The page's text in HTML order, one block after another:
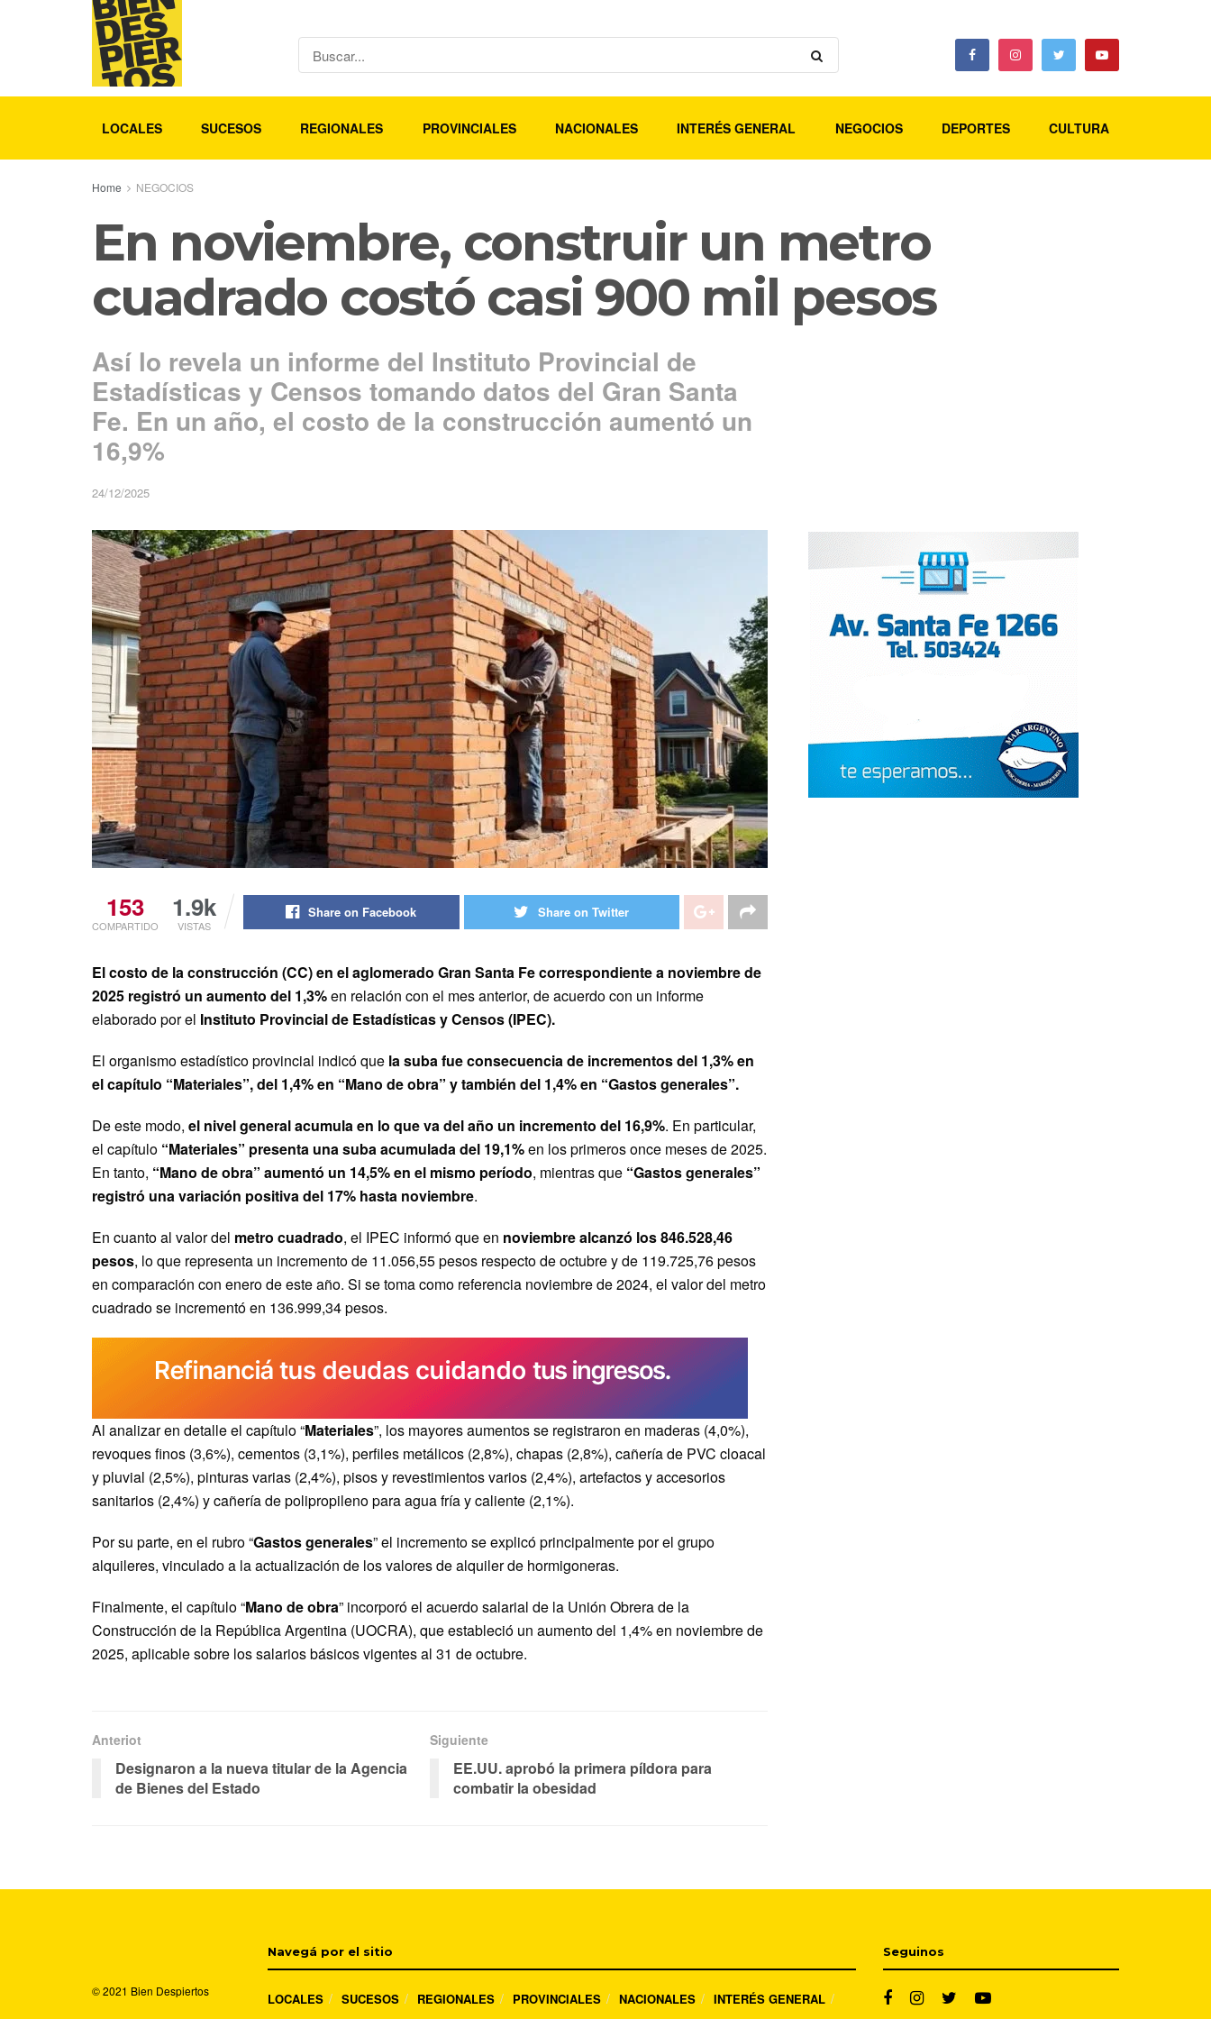
LOCALES SUCESOS REGIONALES PROVINCIALES NACIONALES INTERÉS GENERAL NEGOCIOS DEPORTES CULTURA
Home NEGOCIOS
En noviembre, construir un metro
cuadrado costó casi 900 mil pesos
Así lo revela un informe del Instituto Provincial de
Estadísticas y Censos tomando datos del Gran Santa
Fe. En un año, el costo de la construcción aumentó un
16,9%
24/12/2025
153
COMPARTIDO
1.9k
VISTAS
Share on Facebook Share on Twitter
El costo de la construcción (CC) en el aglomerado Gran Santa Fe correspondiente a noviembre de
2025 registró un aumento del 1,3%en relación con el mes anterior, de acuerdo con un informe
elaborado por el Instituto Provincial de Estadísticas y Censos (IPEC).
El organismo estadístico provincial indicó que la suba fue consecuencia de incrementos del 1,3% en
el capítulo “Materiales”, del 1,4% en “Mano de obra” y también del 1,4% en “Gastos generales”.
De este modo, el nivel general acumula en lo que va del año un incremento del 16,9%. En particular,
el capítulo “Materiales” presenta una suba acumulada del 19,1%en los primeros once meses de 2025.
En tanto, “Mano de obra” aumentó un 14,5% en el mismo período, mientras que “Gastos generales”
registró una variación positiva del 17% hasta noviembre.
En cuanto al valor del metro cuadrado, el IPEC informó que en noviembre alcanzó los 846.528,46
pesos, lo que representa un incremento de 11.056,55 pesos respecto de octubre y de 119.725,76 pesos
en comparación con enero de este año. Si se toma como referencia noviembre de 2024, el valor del metro
cuadrado se incrementó en 136.999,34 pesos.
Al analizar en detalle el capítulo “Materiales”, los mayores aumentos se registraron en maderas (4,0%),
revoques finos (3,6%), cementos (3,1%), perfiles metálicos (2,8%), chapas (2,8%), cañería de PVC cloacal
y pluvial (2,5%), pinturas varias (2,4%), pisos y revestimientos varios (2,4%), artefactos y accesorios
sanitarios (2,4%) y cañería de polipropileno para agua fría y caliente (2,1%).
Por su parte, en el rubro “Gastos generales” el incremento se explicó principalmente por el grupo
alquileres, vinculado a la actualización de los valores de alquiler de hormigoneras.
Finalmente, el capítulo “Mano de obra” incorporó el acuerdo salarial de la Unión Obrera de la
Construcción de la República Argentina (UOCRA), que estableció un aumento del 1,4% en noviembre de
2025, aplicable sobre los salarios básicos vigentes al 31 de octubre.
Anteriot
Designaron a la nueva titular de la Agencia
de Bienes del Estado
Siguiente
EE.UU. aprobó la primera píldora para
combatir la obesidad
© 2021 Bien Despiertos
Navegá por el sitio
LOCALES SUCESOS REGIONALES PROVINCIALES NACIONALES
INTERÉS GENERAL
Seguinos